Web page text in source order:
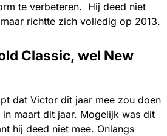
te verbeteren. Hij deed niet
richtte zich volledig op 2013.
Classic, wel New
dat Victor dit jaar mee zou doen
maart dit jaar. Mogelijk was dit
hij deed niet mee. Onlangs